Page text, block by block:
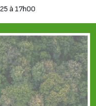
à 17h00